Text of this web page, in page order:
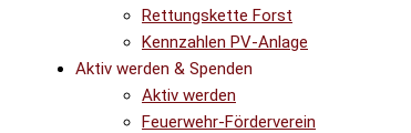
Rettungskette Forst
Kennzahlen PV-Anlage
Aktiv werden & Spenden
Aktiv werden
Feuerwehr-Förderverein